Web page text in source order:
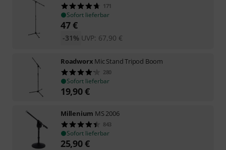
171
Sofort lieferbar
47€
UVP: 67,90 €
-31%
Roadworx Mic Stand Tripod Boom
280
Sofort lieferbar
19,90€
Millenium MS 2006
843
Sofort lieferbar
25,90€